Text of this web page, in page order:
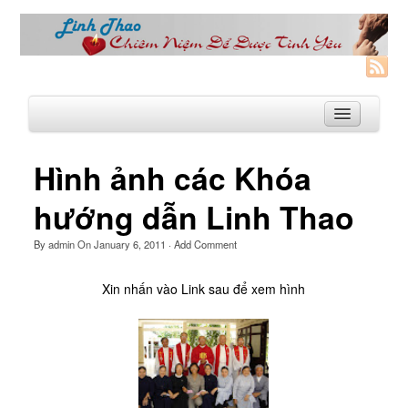
Linh Thao
Linhthao.org
Bạn Đường Linh Thao
Để Tự Do và Hạnh Phúc hơn
Hình ảnh các Khóa
hướng dẫn Linh Thao
ByadminOnJanuary 6, 2011 · Add Comment
Xin nhấn vào Link sau để xem hình